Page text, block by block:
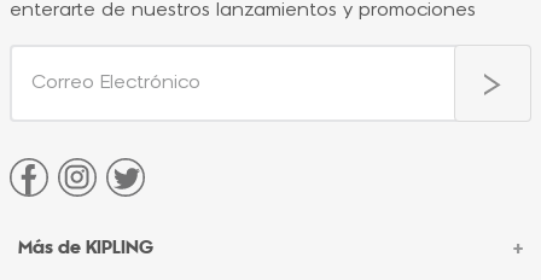
enterarte de nuestros lanzamientos y promociones
Más de KIPLING +